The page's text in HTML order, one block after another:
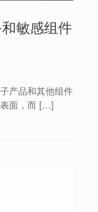
敏感组件
产品和其他组件
表面，而 […]